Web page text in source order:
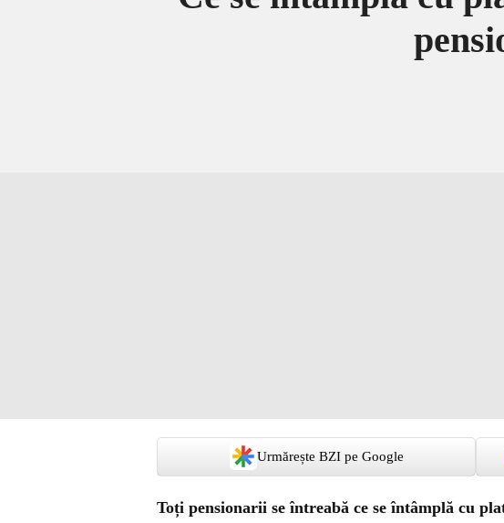
Urmărește BZI pe Google
Toți pensionarii se întreabă ce se întâmplă cu